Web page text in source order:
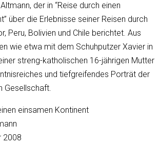
der in “Reise durch einen
über die Erlebnisse seiner Reisen durch
Peru, Bolivien und Chile berichtet. Aus
wie etwa mit dem Schuhputzer Xavier in
streng-katholischen 16-jährigen Mutter
und tiefgreifendes Porträt der
Gesellschaft.
einsamen Kontinent
2008